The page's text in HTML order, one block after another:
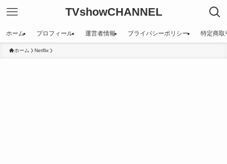
TVshowCHANNEL
ホーム プロフィール 運営者情報 プライバシーポリシー 特定商取
ホーム Netflix